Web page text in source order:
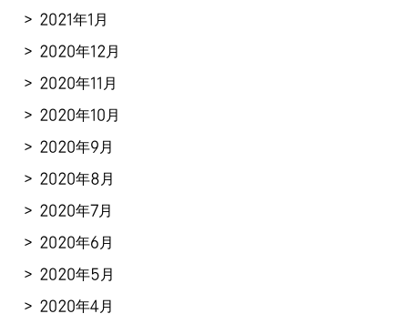
2021年1月
2020年12月
2020年11月
2020年10月
2020年9月
2020年8月
2020年7月
2020年6月
2020年5月
2020年4月